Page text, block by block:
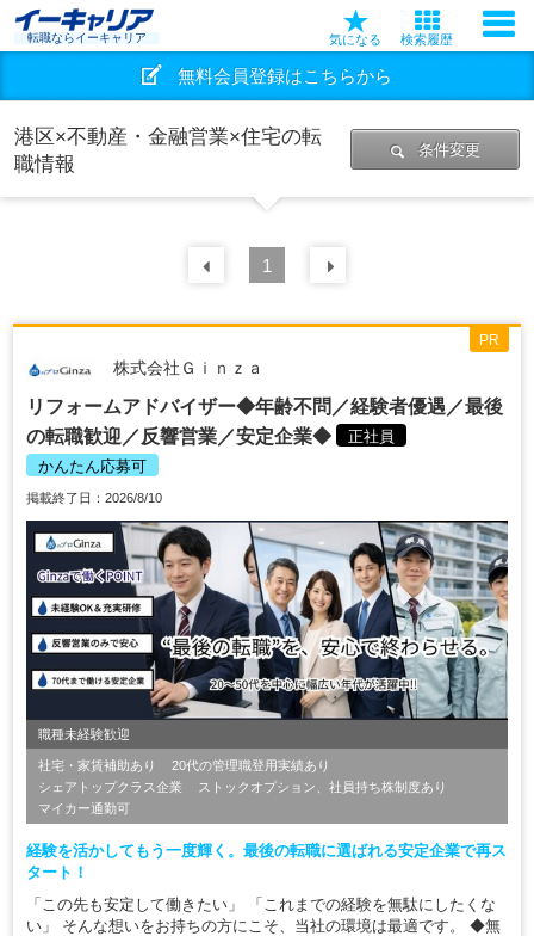
転職ならイーキャリア 気になる 検索履歴
無料会員登録はこちらから
港区×不動産・金融営業×住宅の転
職情報
条件変更
前の 件
1
株式会社Ｇｉｎｚａ
リフォームアドバイザー◆年齢不問／経験者優遇／最後
の転職歓迎／反響営業／安定企業◆
正社員
かんたん応募可
掲載終了日：2026/8/10
職種未経験歓迎
社宅・家賃補助あり
20代の管理職登用実績あり
シェアトップクラス企業
ストックオプション、社員持ち株制度あり
マイカー通勤可
経験を活かしてもう一度輝く。最後の転職に選ばれる安定企業で再ス
タート！
「この先も安定して働きたい」 「これまでの経験を無駄にしたくな
い」 そんな想いをお持ちの方にこそ、当社の環境は最適です。 ◆無
PR